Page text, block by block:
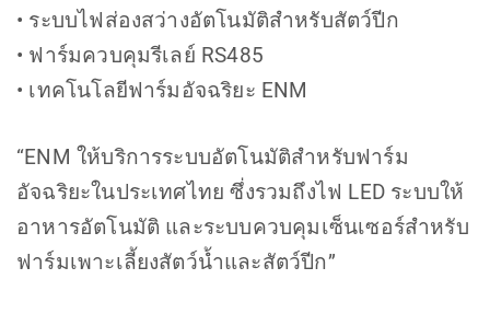
• ระบบไฟส่องสว่างอัตโนมัติสำหรับสัตว์ปีก
• ฟาร์มควบคุมรีเลย์ RS485
• เทคโนโลยีฟาร์มอัจฉริยะ ENM
“ENM ให้บริการระบบอัตโนมัติสำหรับฟาร์ม
อัจฉริยะในประเทศไทย ซึ่งรวมถึงไฟ LED ระบบให้
อาหารอัตโนมัติ และระบบควบคุมเซ็นเซอร์สำหรับ
ฟาร์มเพาะเลี้ยงสัตว์น้ำและสัตว์ปีก”